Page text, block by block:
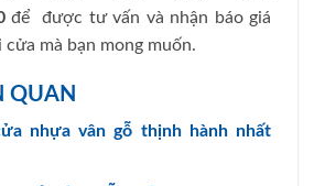
để được tư vấn và nhận báo giá
mà bạn mong muốn.
QUAN
nhựa vân gỗ thịnh hành nhất